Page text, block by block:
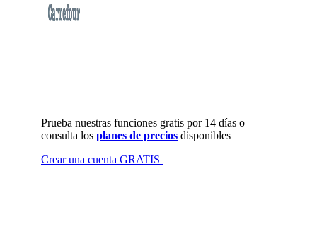
Prueba nuestras funciones gratis por 14 días o
consulta los planes de precios disponibles
Crear una cuenta GRATIS